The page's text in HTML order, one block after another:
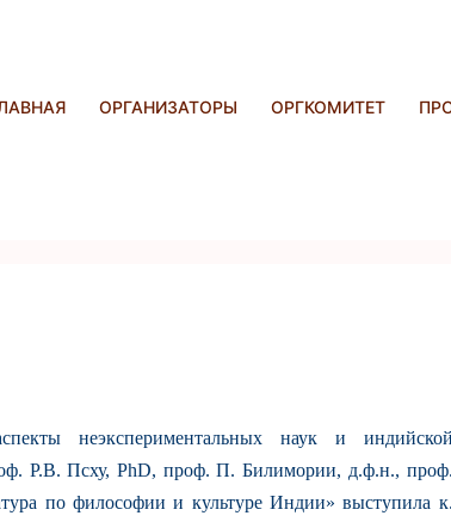
ОРГАНИЗАТОРЫ ОРГКОМИТЕТ
неэкспериментальных наук и индийской
Р.В. Псху, PhD, проф. П. Билимории, д.ф.н., проф.
по философии и культуре Индии» выступила к.